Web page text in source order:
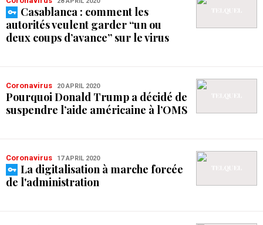
Casablanca : comment les
autorités veulent garder “un ou
deux coups d’avance” sur le virus
Coronavirus 20 APRIL 2020
Pourquoi Donald Trump a décidé de
suspendre l’aide américaine à l’OMS
Coronavirus 17 APRIL 2020
La digitalisation à marche forcée
de l'administration